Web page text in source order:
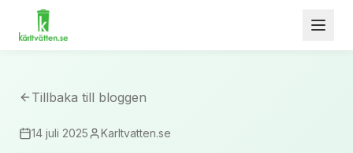
Tillbaka till bloggen
14 juli 2025 Karltvatten.se